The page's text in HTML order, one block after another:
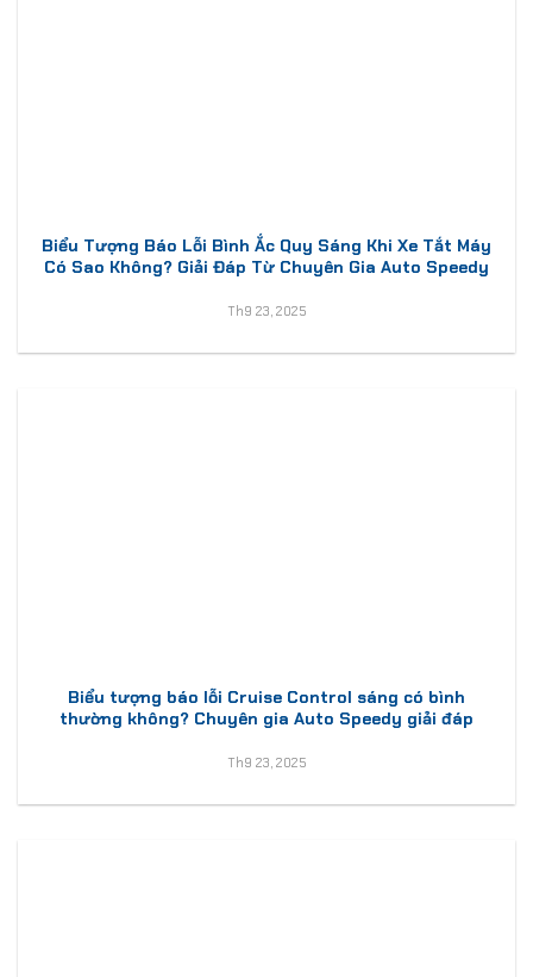
Biểu Tượng Báo Lỗi Bình Ắc Quy Sáng Khi Xe Tắt Máy
Có Sao Không? Giải Đáp Từ Chuyên Gia Auto Speedy
Th9 23, 2025
Biểu tượng báo lỗi Cruise Control sáng có bình
thường không? Chuyên gia Auto Speedy giải đáp
Th9 23, 2025